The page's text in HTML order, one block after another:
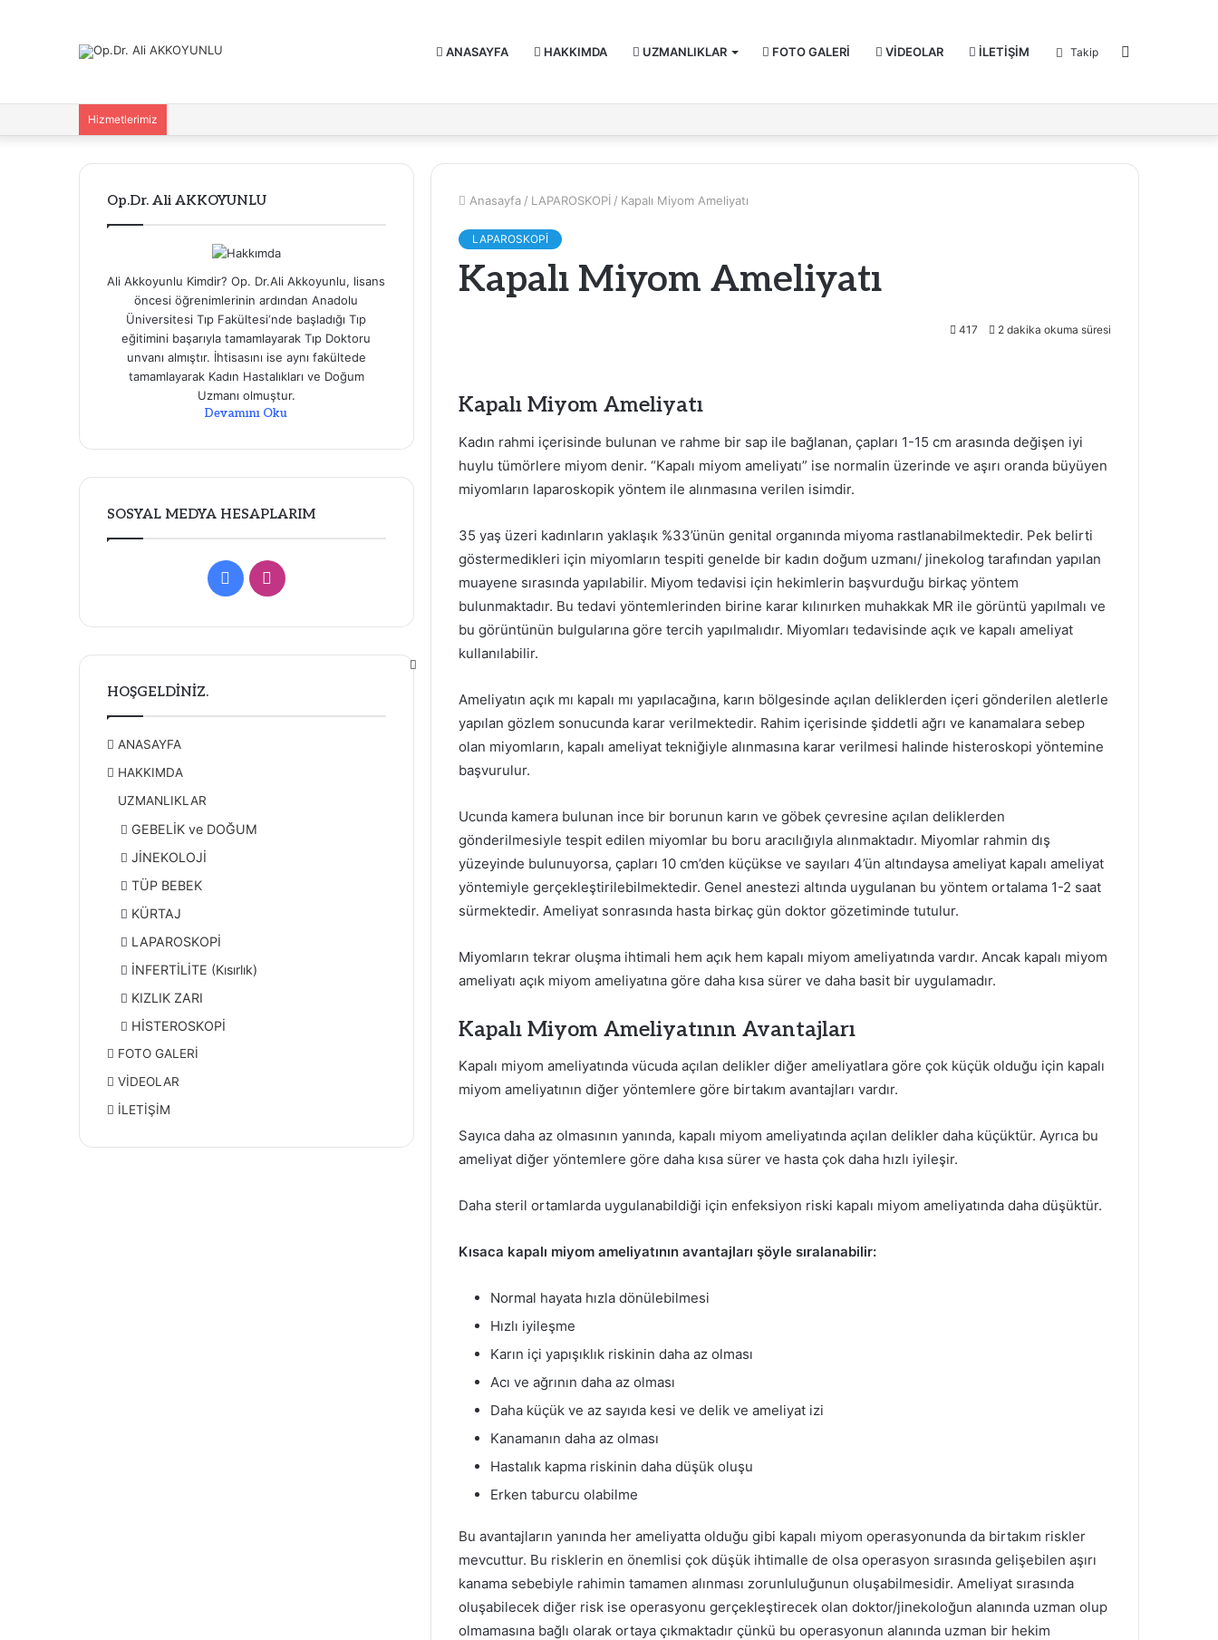
ANASAYFA HAKKIMDA UZMANLIKLAR FOTO GALERİ VİDEOLAR İLETİŞİM Takip
Hizmetlerimiz
Anasayfa / LAPAROSKOPİ / Kapalı Miyom Ameliyatı
LAPAROSKOPİ
Kapalı Miyom Ameliyatı
417 2 dakika okuma süresi
Kapalı Miyom Ameliyatı
Kadın rahmi içerisinde bulunan ve rahme bir sap ile bağlanan, çapları 1-15 cm arasında değişen iyi
huylu tümörlere miyom denir. “Kapalı miyom ameliyatı” ise normalin üzerinde ve aşırı oranda büyüyen
miyomların laparoskopik yöntem ile alınmasına verilen isimdir.
35 yaş üzeri kadınların yaklaşık %33’ünün genital organında miyoma rastlanabilmektedir. Pek belirti
göstermedikleri için miyomların tespiti genelde bir kadın doğum uzmanı/ jinekolog tarafından yapılan
muayene sırasında yapılabilir. Miyom tedavisi için hekimlerin başvurduğu birkaç yöntem
bulunmaktadır. Bu tedavi yöntemlerinden birine karar kılınırken muhakkak MR ile görüntü yapılmalı ve
bu görüntünün bulgularına göre tercih yapılmalıdır. Miyomları tedavisinde açık ve kapalı ameliyat
kullanılabilir.
Ameliyatın açık mı kapalı mı yapılacağına, karın bölgesinde açılan deliklerden içeri gönderilen aletlerle
yapılan gözlem sonucunda karar verilmektedir. Rahim içerisinde şiddetli ağrı ve kanamalara sebep
olan miyomların, kapalı ameliyat tekniğiyle alınmasına karar verilmesi halinde histeroskopi yöntemine
başvurulur.
Ucunda kamera bulunan ince bir borunun karın ve göbek çevresine açılan deliklerden
gönderilmesiyle tespit edilen miyomlar bu boru aracılığıyla alınmaktadır. Miyomlar rahmin dış
yüzeyinde bulunuyorsa, çapları 10 cm’den küçükse ve sayıları 4’ün altındaysa ameliyat kapalı ameliyat
yöntemiyle gerçekleştirilebilmektedir. Genel anestezi altında uygulanan bu yöntem ortalama 1-2 saat
sürmektedir. Ameliyat sonrasında hasta birkaç gün doktor gözetiminde tutulur.
Miyomların tekrar oluşma ihtimali hem açık hem kapalı miyom ameliyatında vardır. Ancak kapalı miyom
ameliyatı açık miyom ameliyatına göre daha kısa sürer ve daha basit bir uygulamadır.
Kapalı Miyom Ameliyatının Avantajları
Kapalı miyom ameliyatında vücuda açılan delikler diğer ameliyatlara göre çok küçük olduğu için kapalı
miyom ameliyatının diğer yöntemlere göre birtakım avantajları vardır.
Sayıca daha az olmasının yanında, kapalı miyom ameliyatında açılan delikler daha küçüktür. Ayrıca bu
ameliyat diğer yöntemlere göre daha kısa sürer ve hasta çok daha hızlı iyileşir.
Daha steril ortamlarda uygulanabildiği için enfeksiyon riski kapalı miyom ameliyatında daha düşüktür.
Kısaca kapalı miyom ameliyatının avantajları şöyle sıralanabilir:
Normal hayata hızla dönülebilmesi
Hızlı iyileşme
Karın içi yapışıklık riskinin daha az olması
Acı ve ağrının daha az olması
Daha küçük ve az sayıda kesi ve delik ve ameliyat izi
Kanamanın daha az olması
Hastalık kapma riskinin daha düşük oluşu
Erken taburcu olabilme
Bu avantajların yanında her ameliyatta olduğu gibi kapalı miyom operasyonunda da birtakım riskler
mevcuttur. Bu risklerin en önemlisi çok düşük ihtimalle de olsa operasyon sırasında gelişebilen aşırı
kanama sebebiyle rahimin tamamen alınması zorunluluğunun oluşabilmesidir. Ameliyat sırasında
oluşabilecek diğer risk ise operasyonu gerçekleştirecek olan doktor/jinekoloğun alanında uzman olup
olmamasına bağlı olarak ortaya çıkmaktadır çünkü bu operasyonun alanında uzman bir hekim
Op.Dr. Ali AKKOYUNLU
Ali Akkoyunlu Kimdir? Op. Dr.Ali Akkoyunlu, lisans
öncesi öğrenimlerinin ardından Anadolu
Üniversitesi Tıp Fakültesi‘nde başladığı Tıp
eğitimini başarıyla tamamlayarak Tıp Doktoru
unvanı almıştır. İhtisasını ise aynı fakültede
tamamlayarak Kadın Hastalıkları ve Doğum
Uzmanı olmuştur.
Devamını Oku
SOSYAL MEDYA HESAPLARIM
FacebookInstagram
HOŞGELDİNİZ.
ANASAYFA
HAKKIMDA
UZMANLIKLAR
GEBELİK ve DOĞUM
JİNEKOLOJİ
TÜP BEBEK
KÜRTAJ
LAPAROSKOPİ
İNFERTİLİTE (Kısırlık)
KIZLIK ZARI
HİSTEROSKOPİ
FOTO GALERİ
VİDEOLAR
İLETİŞİM